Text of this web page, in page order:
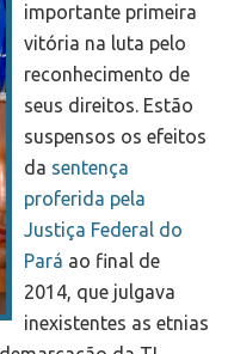
importante primeira
vitória na luta pelo
reconhecimento de
seus direitos. Estão
suspensos os efeitos
da sentença
proferida pela
Justiça Federal do
Pará ao final de
2014, que julgava
inexistentes as etnias